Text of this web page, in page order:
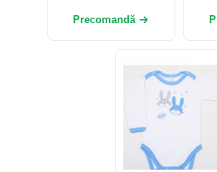
Precomandă